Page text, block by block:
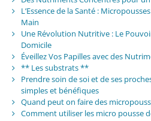
L’Essence de la Santé :
Main
Une Révolution Nutritive : Le
Domicile
Éveillez Vos Papilles avec des
** Les substrats **
Prendre soin de soi et de ses
simples et bénéfiques
Quand peut on faire des
Comment utiliser les micro pousse